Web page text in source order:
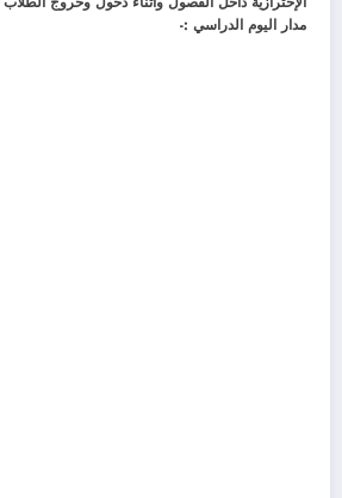
مدار اليوم الدراسي :-